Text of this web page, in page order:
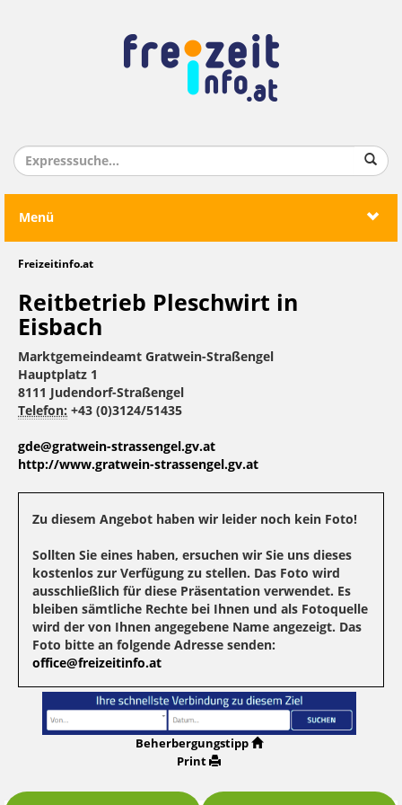
Menü
Freizeitinfo.at
Reitbetrieb Pleschwirt in
Eisbach
Marktgemeindeamt Gratwein-Straßengel
Hauptplatz 1
8111 Judendorf-Straßengel
Telefon: +43 (0)3124/51435
gde@gratwein-strassengel.gv.at
http://www.gratwein-strassengel.gv.at
Zu diesem Angebot haben wir leider noch kein Foto!
Sollten Sie eines haben, ersuchen wir Sie uns dieses
kostenlos zur Verfügung zu stellen. Das Foto wird
ausschließlich für diese Präsentation verwendet. Es
bleiben sämtliche Rechte bei Ihnen und als Fotoquelle
wird der von Ihnen angegebene Name angezeigt. Das
Foto bitte an folgende Adresse senden:
office@freizeitinfo.at
Beherbergungstipp
Print